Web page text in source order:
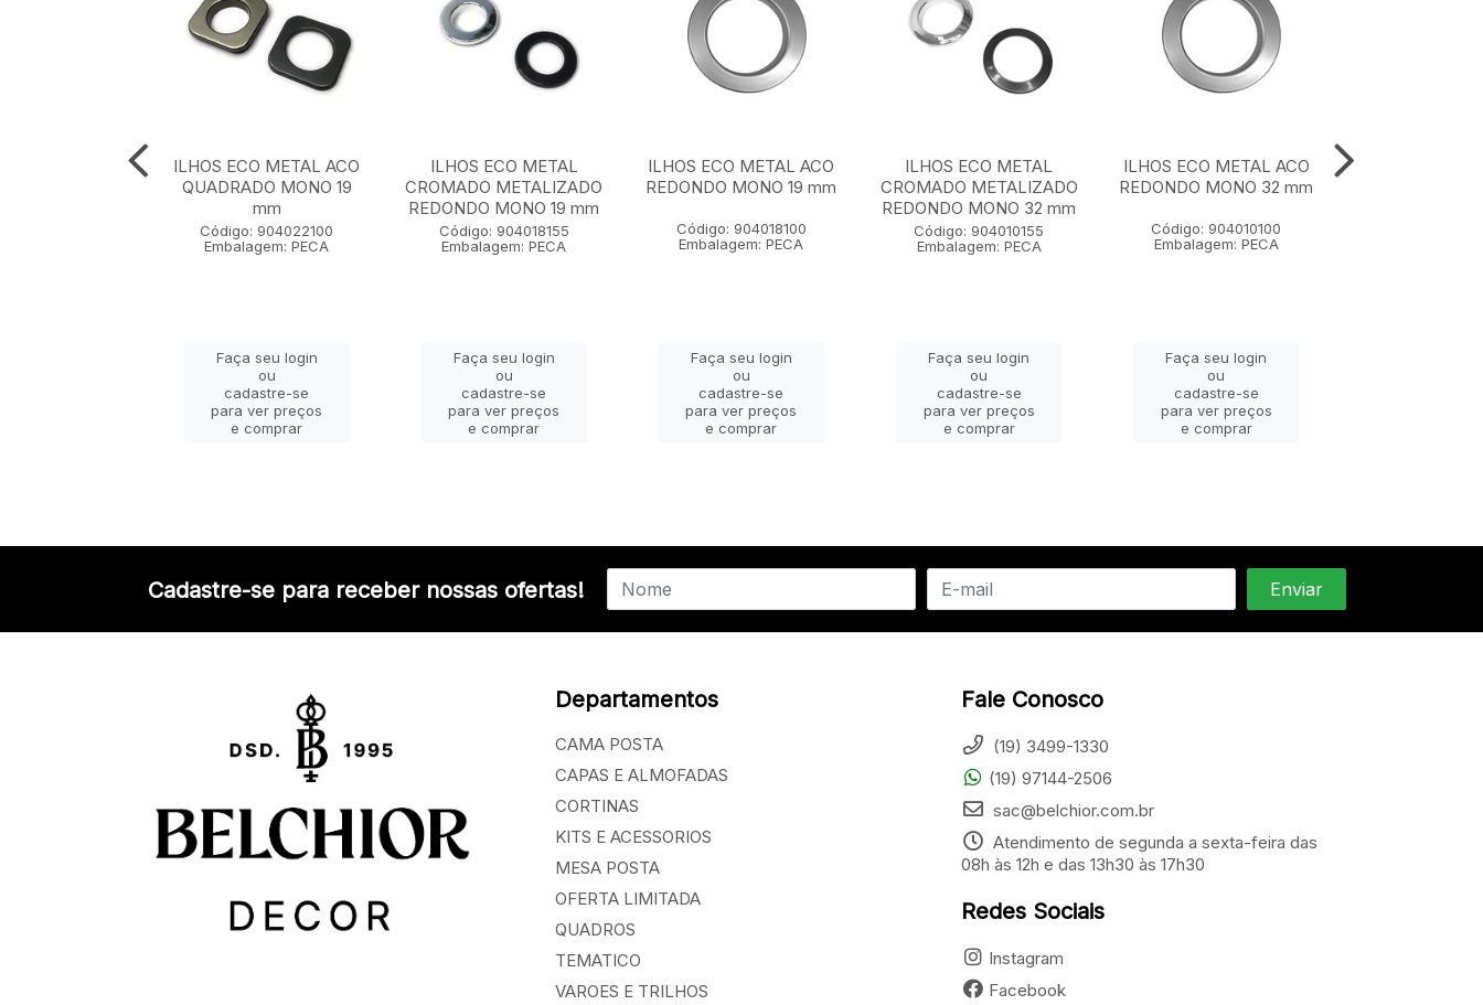
ILHOS ECO METAL ACO
QUADRADO MONO 19
mm
Código: 904022100
Embalagem: PECA
Faça seu login
ou
cadastre-se
para ver preços
e comprar
ILHOS ECO METAL
CROMADO METALIZADO
REDONDO MONO 19 mm
Código: 904018155
Embalagem: PECA
Faça seu login
ou
cadastre-se
para ver preços
e comprar
ILHOS ECO METAL ACO
REDONDO MONO 19 mm
Código: 904018100
Embalagem: PECA
Faça seu login
ou
cadastre-se
para ver preços
e comprar
ILHOS ECO METAL
CROMADO METALIZADO
REDONDO MONO 32 mm
Código: 904010155
Embalagem: PECA
Faça seu login
ou
cadastre-se
para ver preços
e comprar
ILHOS ECO METAL ACO
REDONDO MONO 32 mm
Código: 904010100
Embalagem: PECA
Faça seu login
ou
cadastre-se
para ver preços
e comprar
Cadastre-se para receber nossas ofertas!
Departamentos
CAMA POSTA
CAPAS E ALMOFADAS
CORTINAS
KITS E ACESSORIOS
MESA POSTA
OFERTA LIMITADA
QUADROS
TEMATICO
VAROES E TRILHOS
Fale Conosco
(19) 3499-1330
(19) 97144-2506
sac@belchior.com.br
Atendimento de segunda a sexta-feira das
08h às 12h e das 13h30 às 17h30
Redes Sociais
Instagram
Facebook